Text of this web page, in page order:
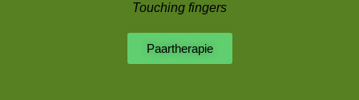
Touching fingers
Paartherapie